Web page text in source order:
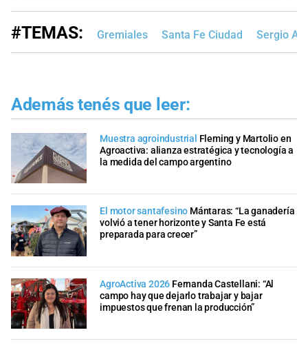
#TEMAS: Gremiales Santa Fe Ciudad Sergio
Además tenés que leer:
Muestra agroindustrial Fleming y Martolio en
Agroactiva: alianza estratégica y tecnología a
la medida del campo argentino
El motor santafesino Mántaras: “La ganadería
volvió a tener horizonte y Santa Fe está
preparada para crecer”
AgroActiva 2026 Fernanda Castellani: “Al
campo hay que dejarlo trabajar y bajar
impuestos que frenan la producción”